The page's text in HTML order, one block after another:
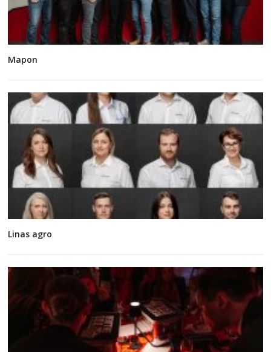
Mapon
Linas agro